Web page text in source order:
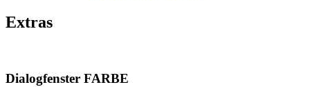
Extras
Dialogfenster FARBE